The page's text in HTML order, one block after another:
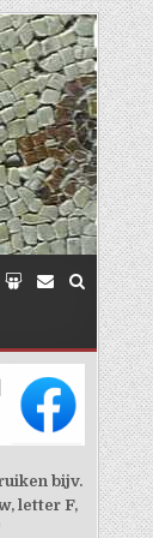
bijv.
letter F,